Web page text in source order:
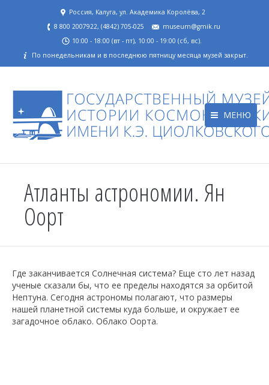
Россия, Калуга, ул. Академика Королёва, 2
8 800 2007922, (4842) 705-025
museum@gmik.ru
10:00 - 18:00 (вт - пт), 10:00 - 19:00 (сб, вс).
По понедельникам и в последнюю пятницу месяца музей закрыт.
МЕНЮ
Атланты астрономии. Ян
Оорт
Где заканчивается Солнечная система? Еще сто лет назад
ученые сказали бы, что ее пределы находятся за орбитой
Нептуна. Сегодня астрономы полагают, что размеры
нашей планетной системы куда больше, и окружает ее
загадочное облако. Облако Оорта.